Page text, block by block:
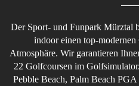
Der Sport- und Funpark Mürztal
indoor einen top-
Atmosphäre. Wir garantieren
22 Golfcoursen im
Pebble Beach, Palm Beach